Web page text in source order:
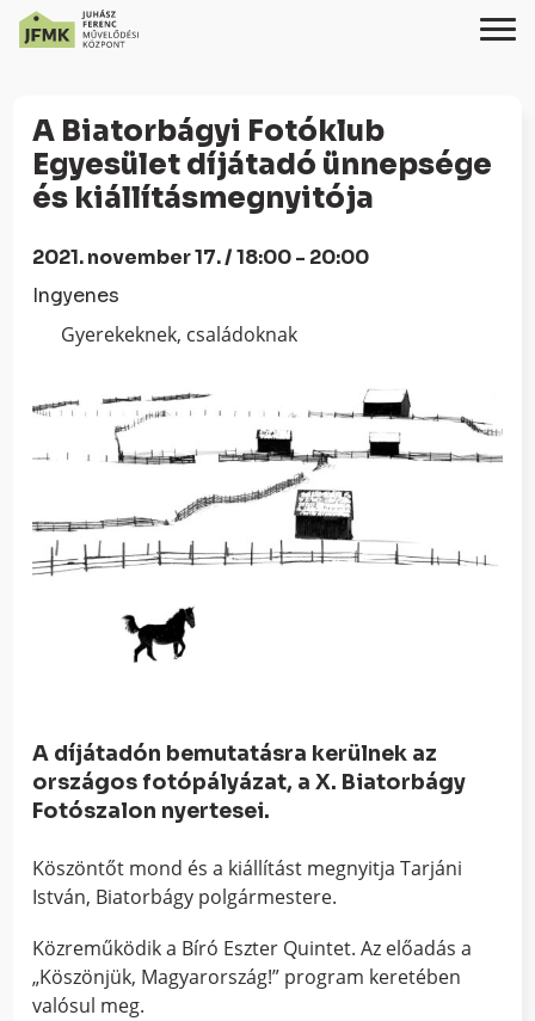
Content
navigációhoz
A Biatorbágyi Fotóklub
Egyesület díjátadó ünnepsége
és kiállításmegnyitója
2021. november 17. / 18:00 - 20:00
Ingyenes
Gyerekeknek, családoknak
A díjátadón bemutatásra kerülnek az
országos fotópályázat, a X. Biatorbágy
Fotószalon nyertesei.
Köszöntőt mond és a kiállítást megnyitja Tarjáni
István, Biatorbágy polgármestere.
Közreműködik a Bíró Eszter Quintet. Az előadás a
„Köszönjük, Magyarország!” program keretében
valósul meg.